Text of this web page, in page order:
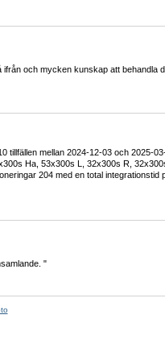
och mycken kunskap att behandla
tillfällen mellan 2024-12-03 och 2025-
Ha, 53x300s L, 32x300s R,
204 med en total integrationstid
"